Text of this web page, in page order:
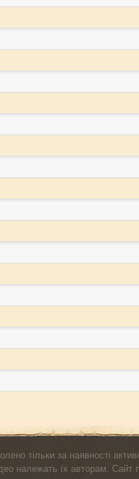
тільки за наявності
належать їх авторам.